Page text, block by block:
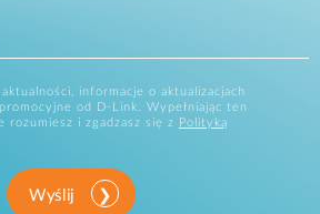
informacje o aktualizacjach
od D-Link. Wypełniając ten
rozumiesz i zgadzasz się z
Polityką
Wyślij